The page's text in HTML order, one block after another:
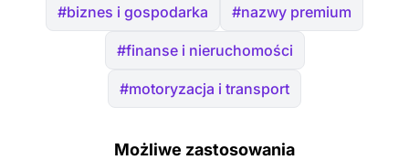
#biznes i gospodarka #nazwy premium
#finanse i nieruchomości
#motoryzacja i transport
Możliwe zastosowania